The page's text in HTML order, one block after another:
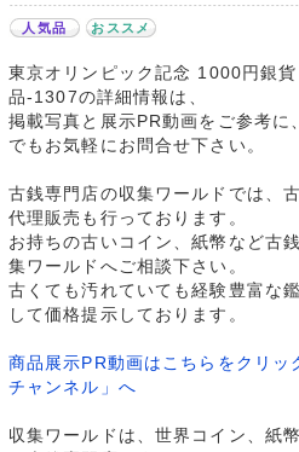
人気品 おススメ
東京オリンピック記念 1000円銀
品-1307の詳細情報は、
掲載写真と展示PR動画をご参考に
でもお気軽にお問合せ下さい。
古銭専門店の収集ワールドでは、
代理販売も行っております。
お持ちの古いコイン、紙幣など古
集ワールドへご相談下さい。
古くても汚れていても経験豊富な
して価格提示しております。
商品展示PR動画はこちらをクリ
チャンネル」へ
収集ワールドは、世界コイン、紙